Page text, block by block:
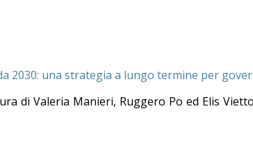
2030: una strategia a lungo termine per
di Valeria Manieri, Ruggero Po ed Elis